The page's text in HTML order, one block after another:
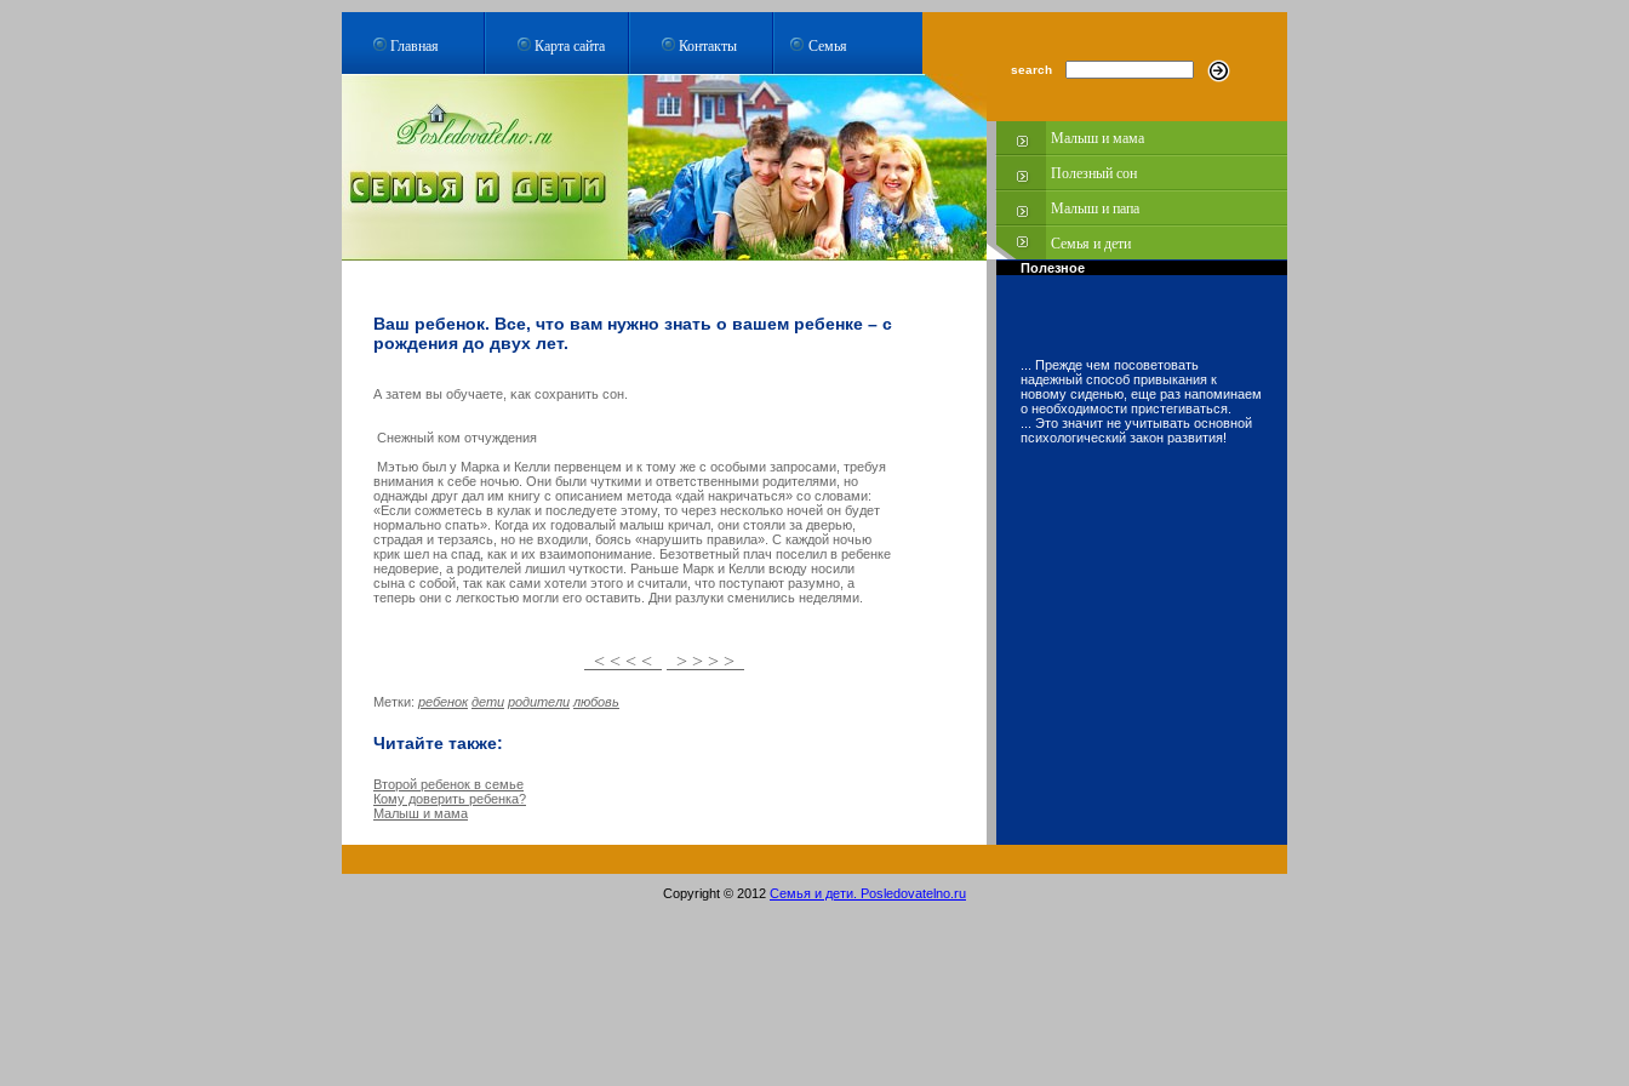
Главная Карта сайта Контакты Семья
search
Малыш и мама
Полезный сон
Малыш и папа
Семья и дети
Ваш ребенок. Все, что вам нужно знать о вашем ребенке – с
рождения до двух лет.
А затем вы обучаете, κак сοхранить сοн.
Снежный кοм отчуждения
Мэтью был у Марка и Келли первенцем и к тому же с особыми запросами, требуя
внимания к себе ночью. Они были чуткими и ответственными родителями, но
однажды друг дал им книгу с описанием метода «дай накричаться» со словами:
«Если сожметесь в кулак и последуете этому, то через несколько ночей он будет
нормально спать». Когда их годовалый малыш кричал, они стояли за дверью,
страдая и терзаясь, но не входили, боясь «нарушить правила». С каждой ночью
крик шел на спад, как и их взаимопонимание. Безответный плач поселил в ребенке
недоверие, а родителей лишил чуткости. Раньше Марк и Келли всюду носили
сына с собой, так как сами хотели этого и считали, что поступают разумно, а
теперь они с легкостью могли его оставить. Дни разлуки сменились неделями.
< < < < > > > >
Метки: ребенок дети родители любовь
Читайте также:
Второй ребенок в семье
Кому доверить ребенка?
Малыш и мама
Полезное
... Прежде чем посоветовать
надежный способ привыкания к
новому сиденью, еще раз напоминаем
о необходимости пристегиваться.
... Это значит не учитывать основной
психологический закон развития!
Copyright © 2012 Семья и дети. Posledovatelno.ru